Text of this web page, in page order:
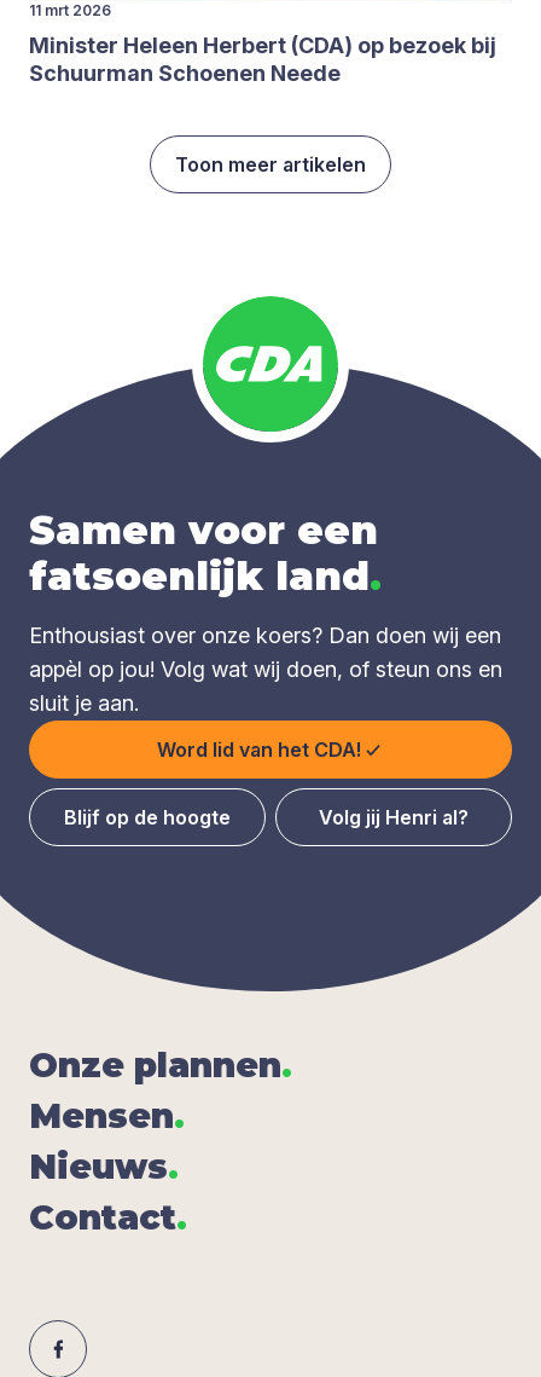
11 mrt 2026
Minis­ter Hel­een Her­bert (CDA) op bezoek bij
Schuur­man Schoe­nen Nee­de
Toon meer artikelen
Samen voor een
fatsoenlijk land.
Enthousiast over onze koers? Dan doen wij een
appèl op jou! Volg wat wij doen, of steun ons en
sluit je aan.
Word lid van het CDA!
Blijf op de hoogte Volg jij Henri al?
Onze plan­nen.
Men­sen.
Nieuws.
Con­tact.